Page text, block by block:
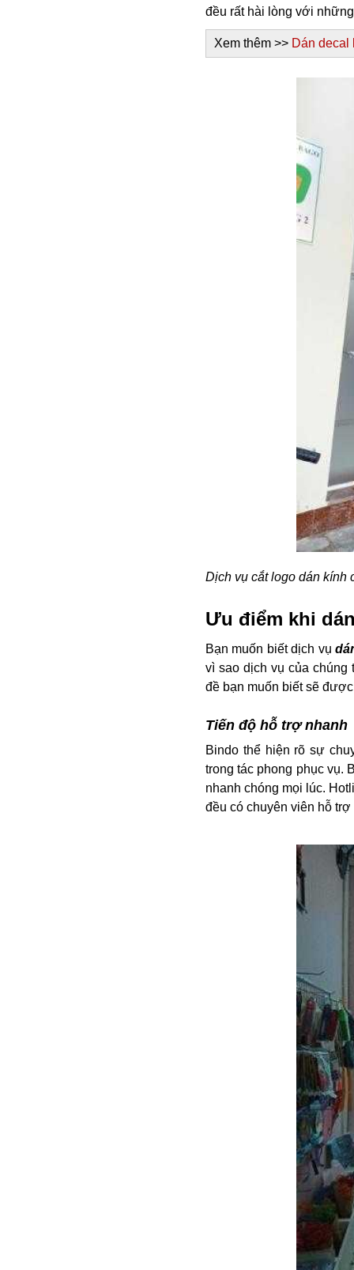
đều rất hài lòng với
Xem thêm >> Dán decal
Dịch vụ cắt logo dán kính
Ưu điểm khi
Bạn muốn biết dịch vụ
vì sao dịch vụ của chúng
đề bạn muốn biết sẽ
Tiến độ hỗ trợ nhanh
Bindo thể hiện rõ sự
trong tác phong phục vụ.
nhanh chóng mọi lúc.
đều có chuyên viên hỗ trợ